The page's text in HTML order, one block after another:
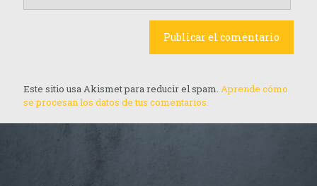
Este sitio usa Akismet para reducir el spam. Aprende cómo
se procesan los datos de tus comentarios.